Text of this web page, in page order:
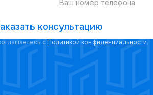
консультацию
сПолитикой конфиденциальности.